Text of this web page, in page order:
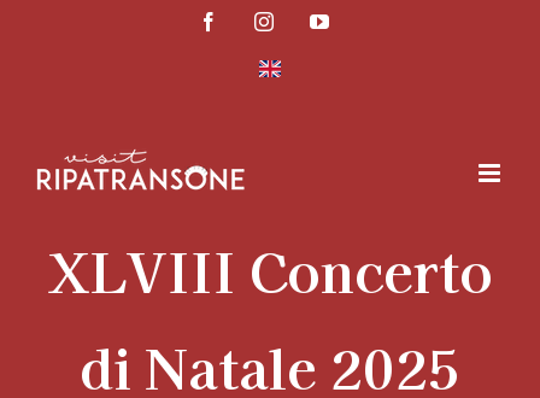
FacebookInstagramYouTube
XLVIII Concerto
di Natale 2025